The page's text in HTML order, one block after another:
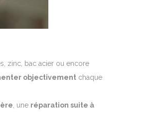
zinc, bac acier ou encore
objectivement chaque
, une réparation suite à